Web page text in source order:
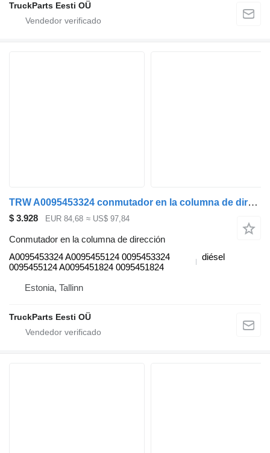
TruckParts Eesti OÜ
TRW A0095453324 conmutador en la columna de dirección para Mercedes-Benz Actros MP4 Antos Arocs (2012) cabeza tractora
$ 3.928 EUR 84,68 ≈ US$ 97,84
Conmutador en la columna de dirección
A0095453324 A0095455124 0095453324
0095455124 A0095451824 0095451824
diésel
Estonia, Tallinn
TruckParts Eesti OÜ